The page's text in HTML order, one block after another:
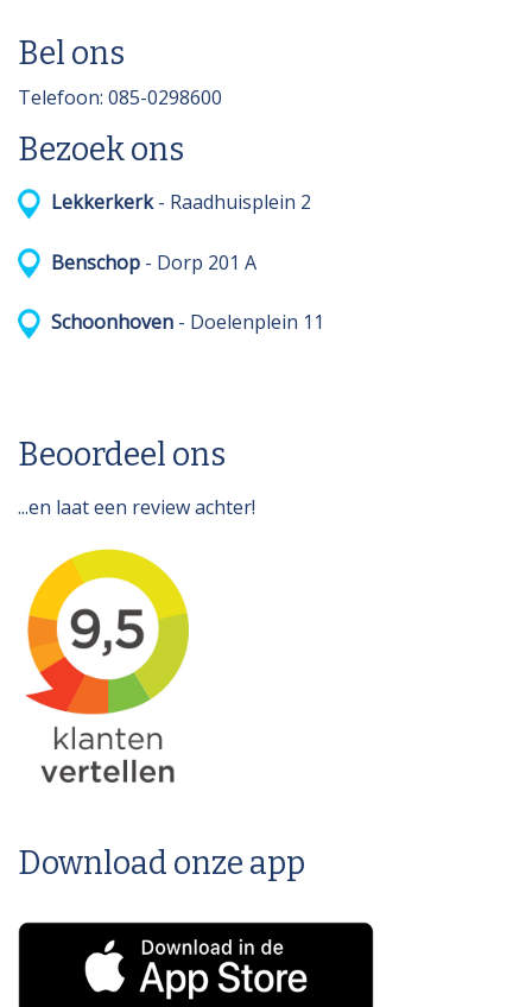
Bel ons
Telefoon: 085-0298600
Bezoek ons
Lekkerkerk- Raadhuisplein 2
Benschop - Dorp 201 A
Schoonhoven - Doelenplein 11
Beoordeel ons
...en laat een review achter!
Download onze app